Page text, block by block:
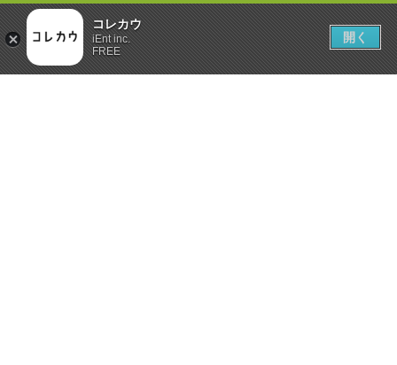
コレカウ
iEnt inc.
FREE
開く